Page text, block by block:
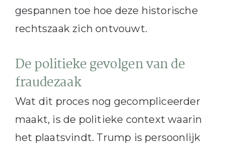
gespannen toe hoe deze historische
rechtszaak zich ontvouwt.
De politieke gevolgen van de
fraudezaak
Wat dit proces nog gecompliceerder
maakt, is de politieke context waarin
het plaatsvindt. Trump is persoonlijk